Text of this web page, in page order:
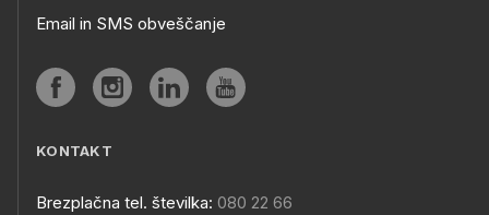
Email in SMS obveščanje
KONTAKT
Brezplačna tel. številka: 080 22 66